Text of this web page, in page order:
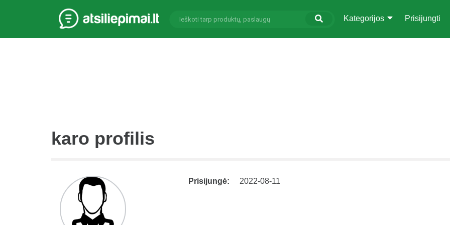
Kategorijos Prisijungti
karo profilis
Prisijungė: 2022-08-11